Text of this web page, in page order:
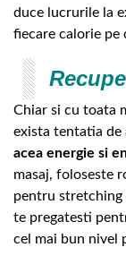
duce lucrurile la
fiecare calorie pe
Chiar si cu toata
exista tentatia de
acea energie si
masaj, foloseste
pentru stretching
te pregatesti
cel mai bun nivel